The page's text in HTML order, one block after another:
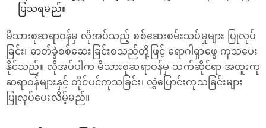
ပြသရမည်။
မိသားစုဆရာဝန်မှ လိုအပ်သည့် စစ်ဆေးစမ်းသပ်မှုများ ပြုလုပ်
ခြင်း၊ ဓာတ်ခွဲစစ်ဆေးခြင်းစသည်တို့ဖြင့် ရောဂါရှာ‌ဖွေ ကုသပေး
နိုင်သည်။ လိုအပ်ပါက မိသားစုဆရာဝန်မှ သက်ဆိုင်ရာ အထူးကု
ဆရာဝန်များနှင့် တိုင်ပင်ကုသခြင်း၊​ လွှဲပြောင်းကုသခြင်းများ
ပြုလုပ်ပေးလိမ့်မည်။